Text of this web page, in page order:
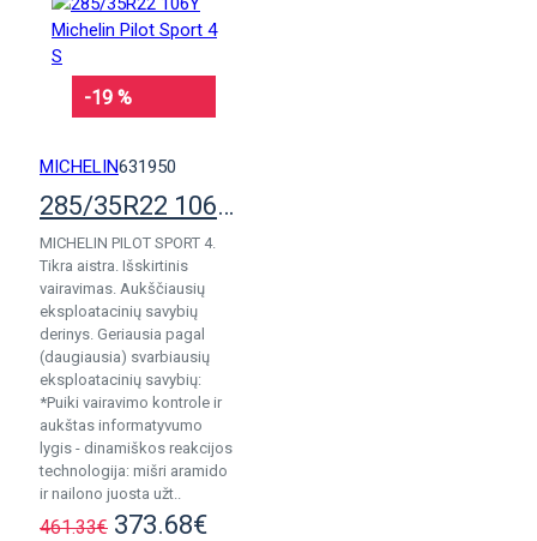
-19 %
MICHELIN631950
285/35R22 106Y Michelin Pilot Sport 4 S
MICHELIN PILOT SPORT 4.
Tikra aistra. Išskirtinis
vairavimas. Aukščiausių
eksploatacinių savybių
derinys. Geriausia pagal
(daugiausia) svarbiausių
eksploatacinių savybių:
*Puiki vairavimo kontrole ir
aukštas informatyvumo
lygis - dinamiškos reakcijos
technologija: mišri aramido
ir nailono juosta užt..
461.33€ 373.68€